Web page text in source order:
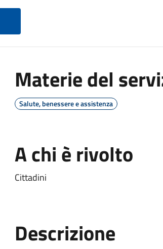
Materie del
Salute, benessere e assistenza
A chi è rivolto
Cittadini
Descrizione